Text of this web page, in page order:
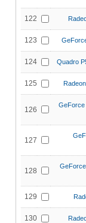
122
123
124 Quadro
125
126
GeForce
127
128
129
130